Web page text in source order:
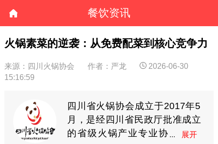
餐饮资讯
火锅素菜的逆袭：从免费配菜到核心竞争力
来源：四川火锅协会 作者：严龙
2026-06-30
15:16:59
四川省火锅协会成立于2017年5
月，是经四川省民政厅批准成立
的省级火锅产业专业协